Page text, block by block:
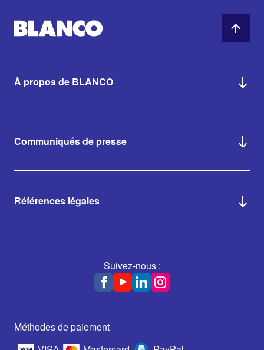
À propos de BLANCO
Communiqués de presse
Références légales
Suivez-nous :
Méthodes de paiement